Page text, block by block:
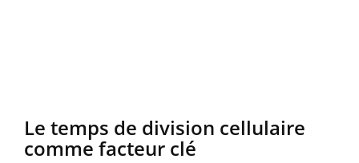
Le temps de division cellulaire
comme facteur clé